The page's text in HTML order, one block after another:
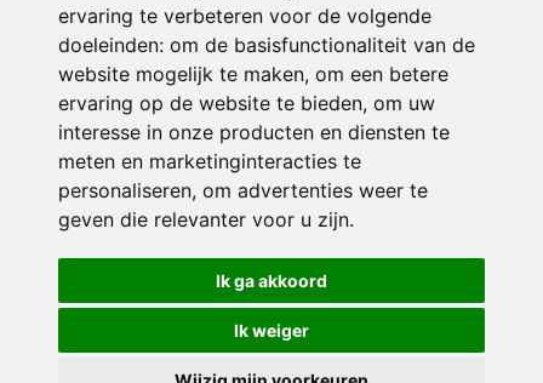
ervaring te verbeteren voor de volgende
doeleinden: om de basisfunctionaliteit van de
website mogelijk te maken, om een betere
ervaring op de website te bieden, om uw
interesse in onze producten en diensten te
meten en marketinginteracties te
personaliseren, om advertenties weer te
geven die relevanter voor u zijn.
Ik ga akkoord
Ik weiger
© 2026 IKC ’t Palet | Alle rechten voorbehouden
Privacy policy|Disclaimer| Klachtenregeling|RSIN en Anbi
voorkeuren
Crealisatie The MindOffice